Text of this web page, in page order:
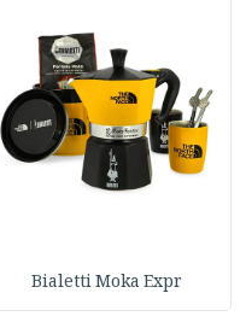
Bialetti Moka Expr